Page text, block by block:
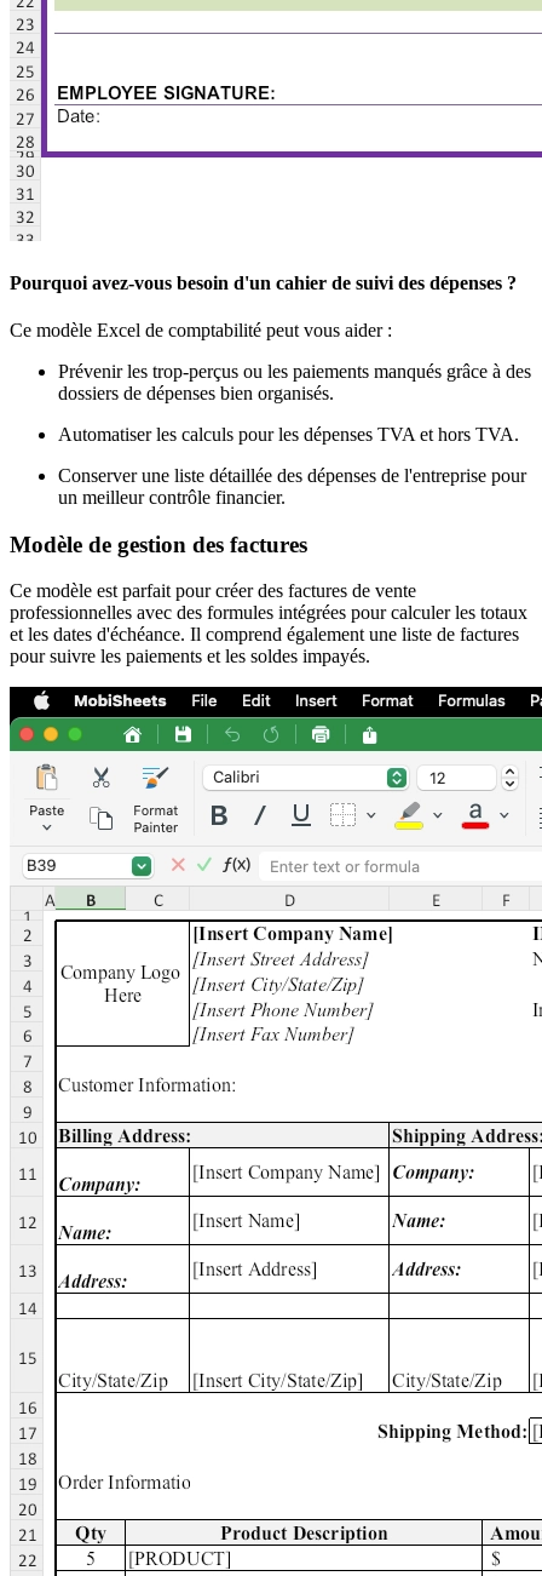
Pourquoi avez-vous besoin d'un cahier de suivi des dépenses ?
Ce modèle Excel de comptabilité peut vous aider :
Prévenir les trop-perçus ou les paiements manqués grâce à des
dossiers de dépenses bien organisés.
Automatiser les calculs pour les dépenses TVA et hors TVA.
Conserver une liste détaillée des dépenses de l'entreprise pour
un meilleur contrôle financier.
Modèle de gestion des factures
Ce modèle est parfait pour créer des factures de vente
professionnelles avec des formules intégrées pour calculer les totaux
et les dates d'échéance. Il comprend également une liste de factures
pour suivre les paiements et les soldes impayés.